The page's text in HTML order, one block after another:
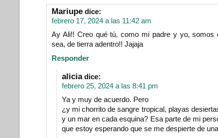
Mariupe dice:
febrero 17, 2024 a las 11:42 am
Ay Ali!! Creo qué tú, como mi padre y yo, somos
sea, de tierra adentro!! Jajaja
Responder
alicia dice:
febrero 25, 2024 a las 8:41 pm
Ya y muy de acuerdo. Pero
¿y mi chorrito de sangre tropical, playas
y un mar en cada esquina? Esa parte de mi
que estoy esperando que se me despierte de